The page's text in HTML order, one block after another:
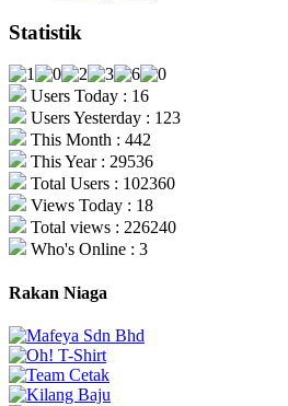
Statistik
Users Today : 16
Users Yesterday : 123
This Month : 442
This Year : 29536
Total Users : 102360
Views Today : 18
Total views : 226240
Who's Online : 3
Rakan Niaga